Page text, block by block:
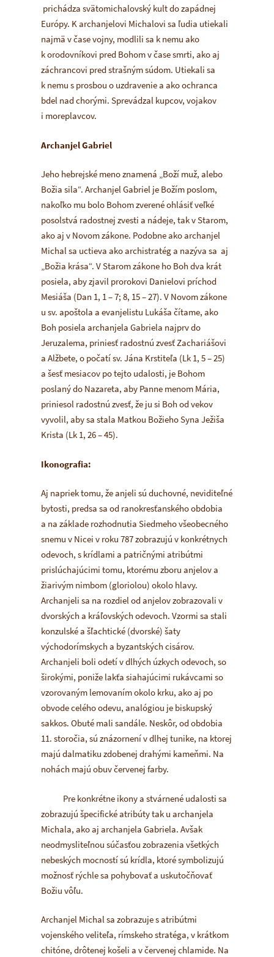
prichádza svätomichalovský kult do zapádnej
Európy. K archanjelovi Michalovi sa ľudia utiekali
najmä v čase vojny, modlili sa k nemu ako
k orodovníkovi pred Bohom v čase smrti, ako aj
záchrancovi pred strašným súdom. Utiekali sa
k nemu s prosbou o uzdravenie a ako ochranca
bdel nad chorými. Sprevádzal kupcov, vojakov
i moreplavcov.
Archanjel Gabriel
Jeho hebrejské meno znamená „Boží muž, alebo
Božia sila“. Archanjel Gabriel je Božím poslom,
nakoľko mu bolo Bohom zverené ohlásiť veľké
posolstvá radostnej zvesti a nádeje, tak v Starom,
ako aj v Novom zákone. Podobne ako archanjel
Michal sa uctieva ako archistratég a nazýva sa aj
„Božia krása“. V Starom zákone ho Boh dva krát
posiela, aby zjavil prorokovi Danielovi príchod
Mesiáša (Dan 1, 1 – 7; 8, 15 – 27). V Novom zákone
u sv. apoštola a evanjelistu Lukáša čítame, ako
Boh posiela archanjela Gabriela najprv do
Jeruzalema, priniesť radostnú zvesť Zachariášovi
a Alžbete, o počatí sv. Jána Krstiteľa (Lk 1, 5 – 25)
a šesť mesiacov po tejto udalosti, je Bohom
poslaný do Nazareta, aby Panne menom Mária,
priniesol radostnú zvesť, že ju si Boh od vekov
vyvolil, aby sa stala Matkou Božieho Syna Ježiša
Krista (Lk 1, 26 – 45).
Ikonografia:
Aj napriek tomu, že anjeli sú duchovné, neviditeľné
bytosti, predsa sa od ranokresťanského obdobia
a na základe rozhodnutia Siedmeho všeobecného
snemu v Nicei v roku 787 zobrazujú v konkrétnych
odevoch, s krídlami a patričnými atribútmi
prislúchajúcimi tomu, ktorému zboru anjelov a
žiarivým nimbom (gloriolou) okolo hlavy.
Archanjeli sa na rozdiel od anjelov zobrazovali v
dvorských a kráľovských odevoch. Vzormi sa stali
konzulské a šľachtické (dvorské) šaty
východorímskych a byzantských cisárov.
Archanjeli boli odetí v dlhých úzkych odevoch, so
širokými, poniže lakťa siahajúcimi rukávcami so
vzorovaným lemovaním okolo krku, ako aj po
obvode celého odevu, analógiou je biskupský
sakkos. Obuté mali sandále. Neskôr, od obdobia
11. storočia, sú znázornení v dlhej tunike, na ktorej
majú dalmatiku zdobenej drahými kameňmi. Na
nohách majú obuv červenej farby.
Pre konkrétne ikony a stvárnené udalosti sa
zobrazujú špecifické atribúty tak u archanjela
Michala, ako aj archanjela Gabriela. Avšak
neodmysliteľnou súčasťou zobrazenia všetkých
nebeských mocností sú krídla, ktoré symbolizujú
možnosť rýchle sa pohybovať a uskutočňovať
Božiu vôľu.
Archanjel Michal sa zobrazuje s atribútmi
vojenského veliteľa, rímskeho stratéga, v krátkom
chitóne, drôtenej košeli a v červenej chlamide. Na